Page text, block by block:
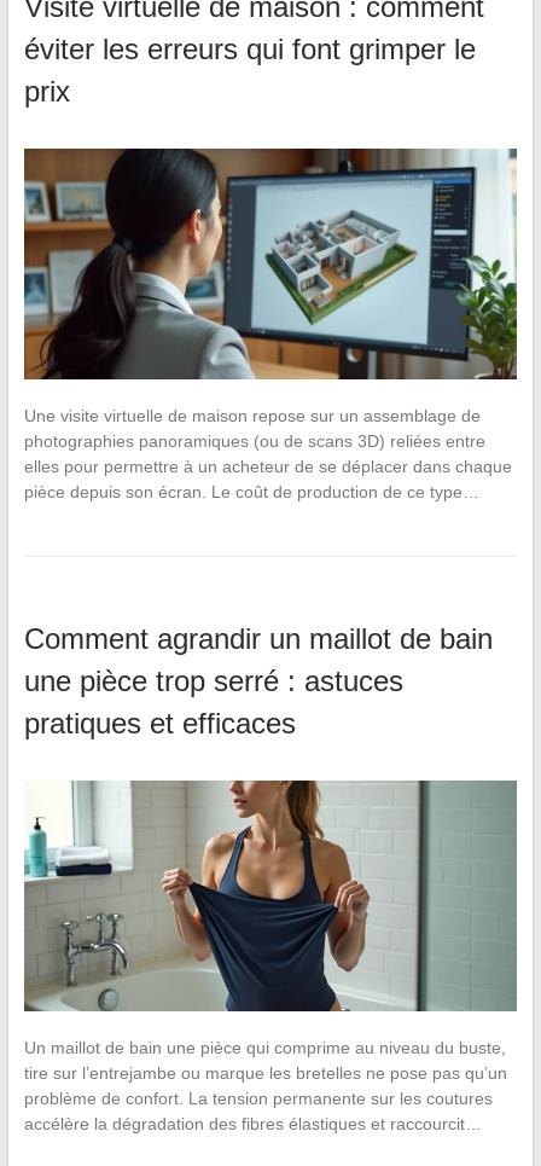
Visite virtuelle de maison : comment
éviter les erreurs qui font grimper le
prix
Une visite virtuelle de maison repose sur un assemblage de
photographies panoramiques (ou de scans 3D) reliées entre
elles pour permettre à un acheteur de se déplacer dans chaque
pièce depuis son écran. Le coût de production de ce type…
Comment agrandir un maillot de bain
une pièce trop serré : astuces
pratiques et efficaces
Un maillot de bain une pièce qui comprime au niveau du buste,
tire sur l’entrejambe ou marque les bretelles ne pose pas qu’un
problème de confort. La tension permanente sur les coutures
accélère la dégradation des fibres élastiques et raccourcit…